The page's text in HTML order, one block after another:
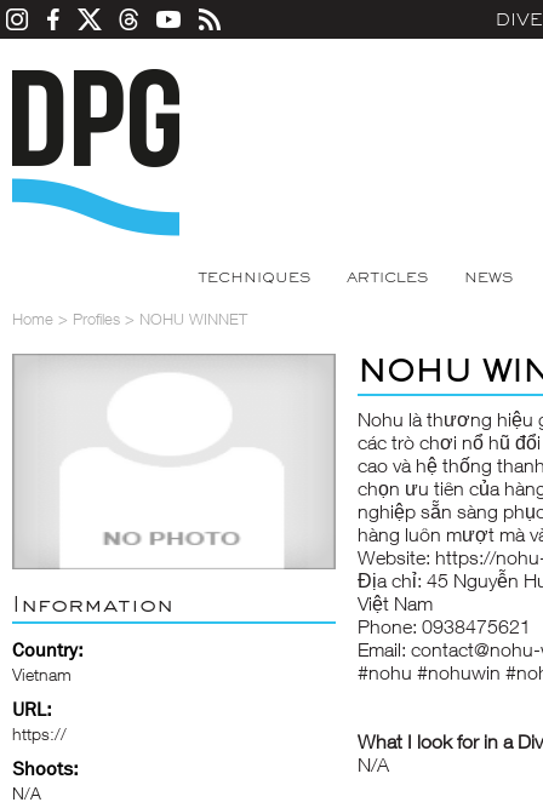
TECHNIQUES ARTICLES NEWS
Home > Profiles > NOHU WINNET
Information
Country:
Vietnam
URL:
https://
Shoots:
N/A
NOHU
Nohu là thương hiệu
các trò chơi nổ hũ
cao và hệ thống
chọn ưu tiên của
nghiệp sẵn sàng
hàng luôn mượt mà
Website: https://
Địa chỉ: 45 Nguyễn
Việt Nam
Phone: 0938475621
Email:
#nohu #nohuwin
What I look for in a
N/A